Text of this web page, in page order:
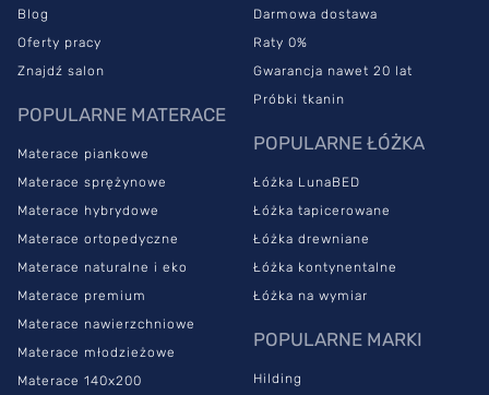
Blog
Oferty pracy
Znajdź salon
POPULARNE MATERACE
Materace piankowe
Materace sprężynowe
Materace hybrydowe
Materace ortopedyczne
Materace naturalne i eko
Materace premium
Materace nawierzchniowe
Materace młodzieżowe
Materace 140x200
Darmowa dostawa
Raty 0%
Gwarancja nawet 20 lat
Próbki tkanin
POPULARNE ŁÓŻKA
Łóżka LunaBED
Łóżka tapicerowane
Łóżka drewniane
Łóżka kontynentalne
Łóżka na wymiar
POPULARNE MARKI
Hilding